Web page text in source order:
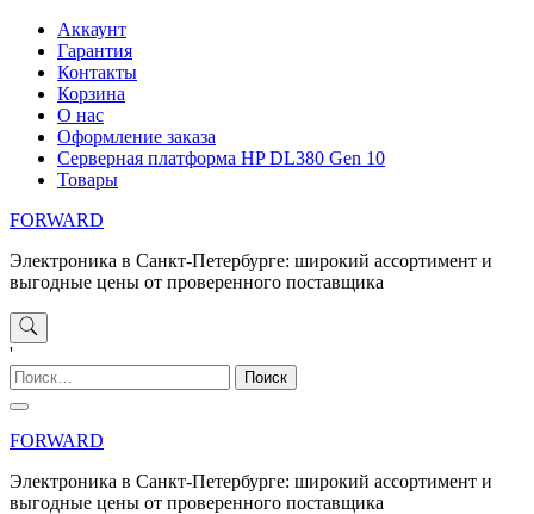
Перейти
содержимому
Аккаунт
Гарантия
Контакты
Корзина
О нас
Оформление заказа
Серверная платформа HP DL380 Gen 10
Товары
FORWARD
Электроника в Санкт-Петербурге: широкий ассортимент и
выгодные цены от проверенного поставщика
'
Найти:
FORWARD
Электроника в Санкт-Петербурге: широкий ассортимент и
выгодные цены от проверенного поставщика